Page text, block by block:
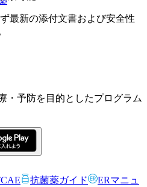
最新の添付文書および安全性
・予防を目的としたプログラム
抗菌薬ガイド
ERマニュ